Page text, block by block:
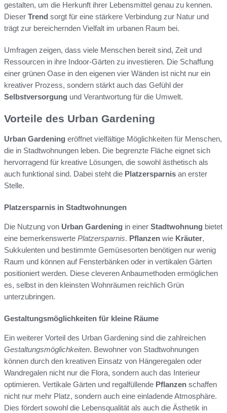
gestalten, um die Herkunft ihrer Lebensmittel genau zu kennen.
Dieser Trend sorgt für eine stärkere Verbindung zur Natur und
trägt zur bereichernden Vielfalt im urbanen Raum bei.
Umfragen zeigen, dass viele Menschen bereit sind, Zeit und
Ressourcen in ihre Indoor-Gärten zu investieren. Die Schaffung
einer grünen Oase in den eigenen vier Wänden ist nicht nur ein
kreativer Prozess, sondern stärkt auch das Gefühl der
Selbstversorgung und Verantwortung für die Umwelt.
Vorteile des Urban Gardening
Urban Gardening eröffnet vielfältige Möglichkeiten für Menschen,
die in Stadtwohnungen leben. Die begrenzte Fläche eignet sich
hervorragend für kreative Lösungen, die sowohl ästhetisch als
auch funktional sind. Dabei steht die Platzersparnis an erster
Stelle.
Platzersparnis in Stadtwohnungen
Die Nutzung von Urban Gardening in einer Stadtwohnung bietet
eine bemerkenswerte Platzersparnis. Pflanzen wie Kräuter,
Sukkulenten und bestimmte Gemüsesorten benötigen nur wenig
Raum und können auf Fensterbänken oder in vertikalen Gärten
positioniert werden. Diese cleveren Anbaumethoden ermöglichen
es, selbst in den kleinsten Wohnräumen reichlich Grün
unterzubringen.
Gestaltungsmöglichkeiten für kleine Räume
Ein weiterer Vorteil des Urban Gardening sind die zahlreichen
Gestaltungsmöglichkeiten. Bewohner von Stadtwohnungen
können durch den kreativen Einsatz von Hängeregalen oder
Wandregalen nicht nur die Flora, sondern auch das Interieur
optimieren. Vertikale Gärten und regalfüllende Pflanzen schaffen
nicht nur mehr Platz, sondern auch eine einladende Atmosphäre.
Dies fördert sowohl die Lebensqualität als auch die Ästhetik in